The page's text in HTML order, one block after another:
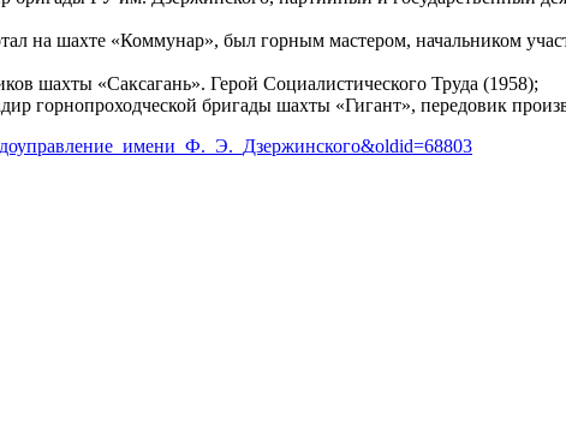
на шахте «Коммунар», был горным мастером, начальником
шахты «Саксагань». Герой Социалистического Труда (1958);
горнопроходческой бригады шахты «Гигант», передовик